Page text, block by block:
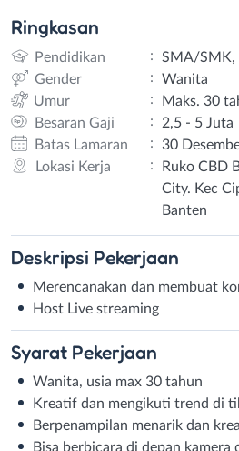
Ringkasan
Pendidikan :
SMA/SMK,
Gender
:
Wanita
Umur
:
Maks. 30
Besaran Gaji
:
2,5 - 5 Juta
Batas Lamaran
:
30
Lokasi Kerja
:
Ruko CBD
City. Kec
Banten
Deskripsi Pekerjaan
Merencanakan dan membuat
Host Live streaming
Syarat Pekerjaan
Wanita, usia max 30 tahun
Kreatif dan mengikuti trend di
Berpenampilan menarik dan
Bisa berbicara di depan